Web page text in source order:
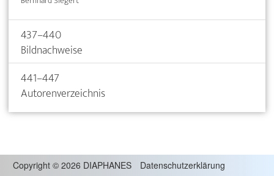
437–440
Bildnachweise
441–447
Autorenverzeichnis
Copyright © 2026 DIAPHANES Datenschutzerklärung